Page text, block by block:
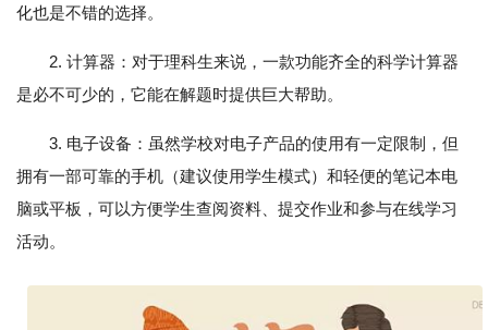
化也是不错的选择。
2. 计算器：对于理科生来说，一款功能齐全的科学计算器
是必不可少的，它能在解题时提供巨大帮助。
3. 电子设备：虽然学校对电子产品的使用有一定限制，但
拥有一部可靠的手机（建议使用学生模式）和轻便的笔记本电
脑或平板，可以方便学生查阅资料、提交作业和参与在线学习
活动。